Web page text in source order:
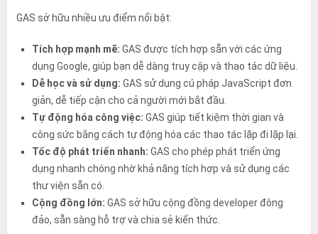
GAS sở hữu nhiều ưu điểm nổi bật:
Tích hợp mạnh mẽ: GAS được tích hợp sẵn với các ứng
dụng Google, giúp bạn dễ dàng truy cập và thao tác dữ liệu.
Dễ học và sử dụng: GAS sử dụng cú pháp JavaScript đơn
giản, dễ tiếp cận cho cả người mới bắt đầu.
Tự động hóa công việc: GAS giúp tiết kiệm thời gian và
công sức bằng cách tự động hóa các thao tác lặp đi lặp lại.
Tốc độ phát triển nhanh: GAS cho phép phát triển ứng
dụng nhanh chóng nhờ khả năng tích hợp và sử dụng các
thư viện sẵn có.
Cộng đồng lớn: GAS sở hữu cộng đồng developer đông
đảo, sẵn sàng hỗ trợ và chia sẻ kiến thức.